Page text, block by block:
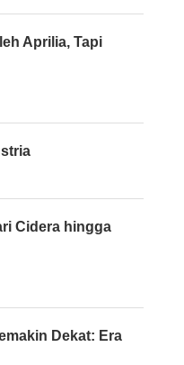
Aprilia, Tapi
Cidera hingga
Dekat: Era